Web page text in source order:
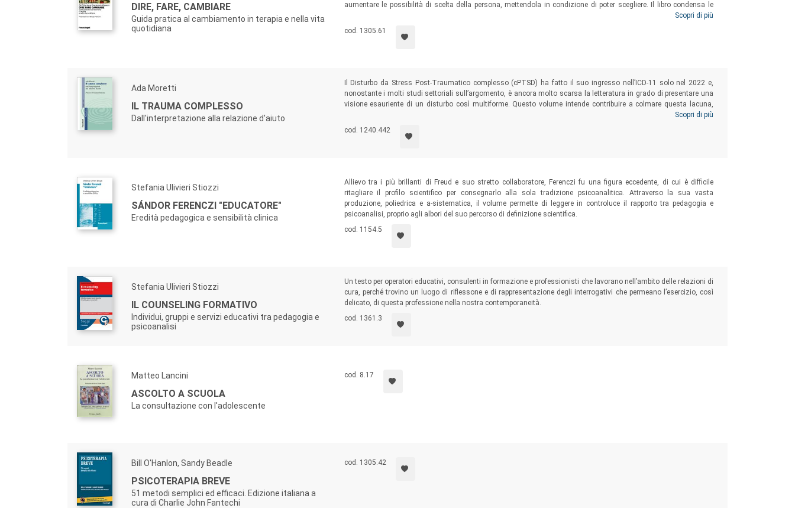
DIRE, FARE, CAMBIARE
Guida pratica al cambiamento in terapia e nella vita
quotidiana
aumentare le possibilità di scelta della persona, mettendola in condizione di poter scegliere. Il libro condensa le
modalità operative adottate dagli autori e per questo costituisce una lettura decisamente indicata per lo
specialista, quanto un’utile fonte per chiunque sia interessato alle strategie di risoluzione dei problemi umani in
tempi brevi e nel totale rispetto della persona.
Scopri di più
cod. 1305.61
Ada Moretti
IL TRAUMA COMPLESSO
Dall'interpretazione alla relazione d'aiuto
Il Disturbo da Stress Post-Traumatico complesso (cPTSD) ha fatto il suo ingresso nell’ICD-11 solo nel 2022 e,
nonostante i molti studi settoriali sull’argomento, è ancora molto scarsa la letteratura in grado di presentare una
visione esauriente di un disturbo così multiforme. Questo volume intende contribuire a colmare questa lacuna,
offrendo per la prima volta ai professionisti del campo psicologico una visione a tutto tondo del trauma complesso
che estenda la riflessione alla sfera esistenziale della vittima, esplorandone le numerose sfaccettature.
Scopri di più
cod. 1240.442
Stefania Ulivieri Stiozzi
SÁNDOR FERENCZI "EDUCATORE"
Eredità pedagogica e sensibilità clinica
Allievo tra i più brillanti di Freud e suo stretto collaboratore, Ferenczi fu una figura eccedente, di cui è difficile
ritagliare il profilo scientifico per consegnarlo alla sola tradizione psicoanalitica. Attraverso la sua vasta
produzione, poliedrica e a-sistematica, il volume permette di leggere in controluce il rapporto tra pedagogia e
psicoanalisi, proprio agli albori del suo percorso di definizione scientifica.
cod. 1154.5
Stefania Ulivieri Stiozzi
IL COUNSELING FORMATIVO
Individui, gruppi e servizi educativi tra pedagogia e
psicoanalisi
Un testo per operatori educativi, consulenti in formazione e professionisti che lavorano nell’ambito delle relazioni di
cura, perché trovino un luogo di riflessone e di rappresentazione degli interrogativi che permeano l’esercizio, così
delicato, di questa professione nella nostra contemporaneità.
cod. 1361.3
Matteo Lancini
ASCOLTO A SCUOLA
La consultazione con l'adolescente
cod. 8.17
Bill O'Hanlon, Sandy Beadle
PSICOTERAPIA BREVE
51 metodi semplici ed efficaci. Edizione italiana a
cura di Charlie John Fantechi
cod. 1305.42